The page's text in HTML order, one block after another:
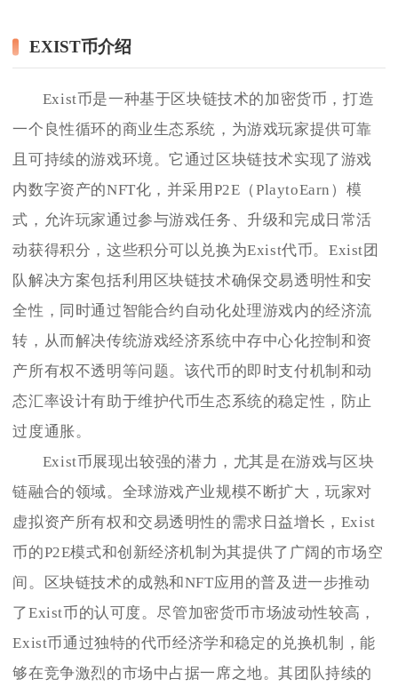
EXIST币介绍
Exist币是一种基于区块链技术的加密货币，打造
一个良性循环的商业生态系统，为游戏玩家提供可靠
且可持续的游戏环境。它通过区块链技术实现了游戏
内数字资产的NFT化，并采用P2E（PlaytoEarn）模
式，允许玩家通过参与游戏任务、升级和完成日常活
动获得积分，这些积分可以兑换为Exist代币。Exist团
队解决方案包括利用区块链技术确保交易透明性和安
全性，同时通过智能合约自动化处理游戏内的经济流
转，从而解决传统游戏经济系统中存中心化控制和资
产所有权不透明等问题。该代币的即时支付机制和动
态汇率设计有助于维护代币生态系统的稳定性，防止
过度通胀。
Exist币展现出较强的潜力，尤其是在游戏与区块
链融合的领域。全球游戏产业规模不断扩大，玩家对
虚拟资产所有权和交易透明性的需求日益增长，Exist
币的P2E模式和创新经济机制为其提供了广阔的市场空
间。区块链技术的成熟和NFT应用的普及进一步推动
了Exist币的认可度。尽管加密货币市场波动性较高，
Exist币通过独特的代币经济学和稳定的兑换机制，能
够在竞争激烈的市场中占据一席之地。其团队持续的